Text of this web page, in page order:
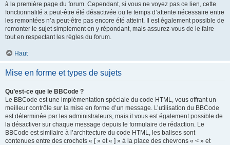
à la première page du forum. Cependant, si vous ne voyez pas ce lien, cette
fonctionnalité a peut-être été désactivée ou le temps d’attente nécessaire entre
les remontées n’a peut-être pas encore été atteint. Il est également possible de
remonter le sujet simplement en y répondant, mais assurez-vous de le faire
tout en respectant les règles du forum.
Haut
Mise en forme et types de sujets
Qu’est-ce que le BBCode ?
Le BBCode est une implémentation spéciale du code HTML, vous offrant un
meilleur contrôle sur la mise en forme d’un message. L’utilisation du BBCode
est déterminée par les administrateurs, mais il vous est également possible de
la désactiver sur chaque message depuis le formulaire de rédaction. Le
BBCode est similaire à l’architecture du code HTML, les balises sont
contenues entre des crochets « [ » et « ] » à la place des chevrons « < » et